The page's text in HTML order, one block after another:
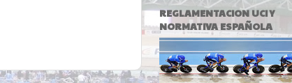
REGLAMENTACION UCI Y
NORMATIVA ESPAÑOLA